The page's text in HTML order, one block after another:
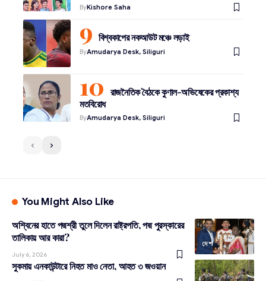
ByKishore Saha
বিশ্বকাপের নকআউট মঞ্চে লড়াই
ByAmudarya Desk, Siliguri
রাজনৈতিক বৈঠকে কুণাল-অভিষেকের প্রকাশ্য
মতবিরোধ
ByAmudarya Desk, Siliguri
You Might Also Like
দেশ
অশ্বিনের হাতে পদ্মশ্রী তুলে দিলেন রাষ্ট্রপতি, পদ্ম পুরস্কারের
তালিকায় আর কারা?
July 6, 2026
সুকমায় এনকাউন্টারে নিহত মাও নেতা, আহত ৩ জওয়ান